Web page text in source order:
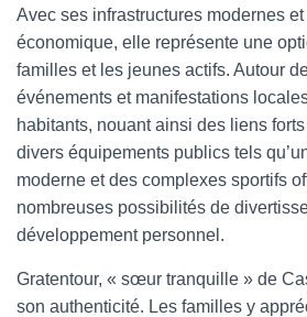
Avec ses infrastructures modernes
économique, elle représente une
familles et les jeunes actifs. Autour
événements et manifestations
habitants, nouant ainsi des liens
divers équipements publics tels
moderne et des complexes sportifs
nombreuses possibilités de
développement personnel.
Gratentour, « sœur tranquille » de
son authenticité. Les familles y